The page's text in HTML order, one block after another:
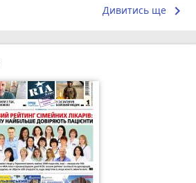
Дивитись ще keyboard_arrow_right